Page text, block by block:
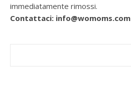
immediatamente rimossi.
Contattaci: info@womoms.com